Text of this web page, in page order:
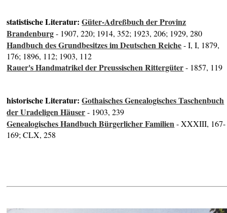
statistische Literatur:Güter-Adreßbuch der Provinz
Brandenburg- 1907, 220; 1914, 352; 1923, 206; 1929, 280
Handbuch des Grundbesitzes im Deutschen Reiche- I, I, 1879,
176; 1896, 112; 1903, 112
Rauer's Handmatrikel der Preussischen Rittergüter- 1857, 119
historische Literatur:Gothaisches Genealogisches Taschenbuch
der Uradeligen Häuser- 1903, 239
Genealogisches Handbuch Bürgerlicher Familien- XXXIII, 167-
169; CLX, 258